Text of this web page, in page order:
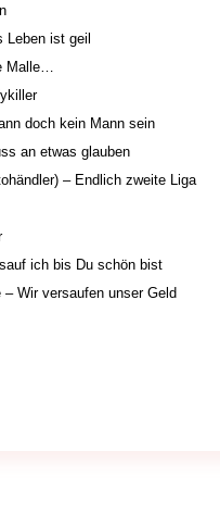
Leben ist geil
Malle…
doch kein Mann sein
an etwas glauben
– Endlich zweite Liga
ich bis Du schön bist
Wir versaufen unser Geld